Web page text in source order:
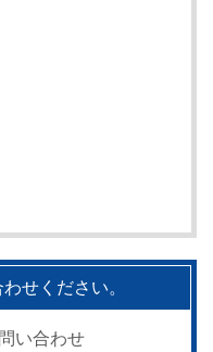
せください。
い合わせ